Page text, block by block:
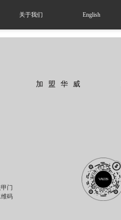
关于我们 English
加盟华威
门
码